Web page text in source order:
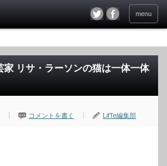
menu
家 リサ・ラーソンの猫は一体一体
コメントを書く LifTe編集部